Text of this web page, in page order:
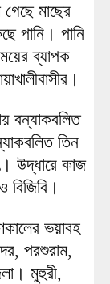
মাছের
পানি। পানি
ব্যাপক
বন্যাকবলিত
তিন
উদ্ধারে কাজ
বিজিবি।
ভয়াবহ
পরশুরাম,
মুহুরী,